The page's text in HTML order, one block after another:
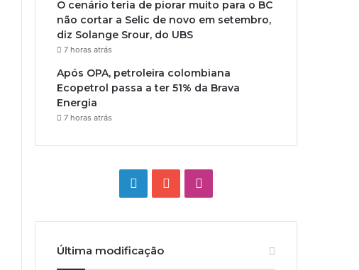
O cenário teria de piorar muito para o BC
não cortar a Selic de novo em setembro,
diz Solange Srour, do UBS
7 horas atrás
Após OPA, petroleira colombiana
Ecopetrol passa a ter 51% da Brava
Energia
7 horas atrás
LinkedinYouTube
Última modificação